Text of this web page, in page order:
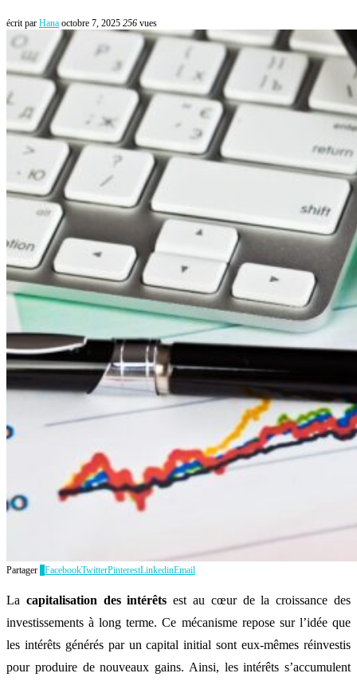
écrit par Hana octobre 7, 2025 256 vues
Partager FacebookTwitterPinterestLinkedinEmail
La capitalisation des intérêts est au cœur de la croissance des
investissements à long terme. Ce mécanisme repose sur l’idée que
les intérêts générés par un capital initial sont eux-mêmes réinvestis
pour produire de nouveaux gains. Ainsi, les intérêts s’accumulent